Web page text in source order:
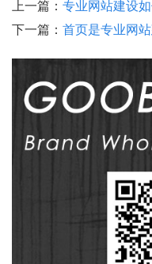
上一篇： 专业网站建设
下一篇： 首页是专业网